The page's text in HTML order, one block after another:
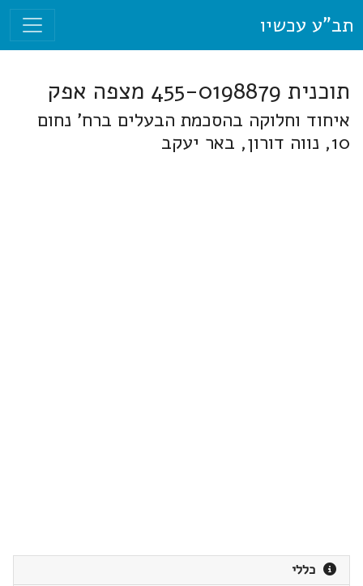
תב"ע עכשיו
תוכנית 455-0198879 מצפה אפק
איחוד וחלוקה בהסכמת הבעלים ברח' נחום
10, נווה דורון, באר יעקב
כללי